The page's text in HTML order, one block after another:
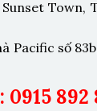
Town,
Pacific số
892